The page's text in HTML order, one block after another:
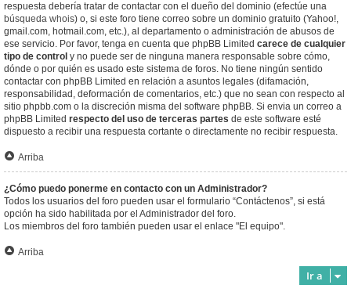
respuesta debería tratar de contactar con el dueño del dominio (efectúe una
búsqueda whois) o, si este foro tiene correo sobre un dominio gratuito (Yahoo!,
gmail.com, hotmail.com, etc.), al departamento o administración de abusos de
ese servicio. Por favor, tenga en cuenta que phpBB Limited carece de cualquier
tipo de control y no puede ser de ninguna manera responsable sobre cómo,
dónde o por quién es usado este sistema de foros. No tiene ningún sentido
contactar con phpBB Limited en relación a asuntos legales (difamación,
responsabilidad, deformación de comentarios, etc.) que no sean con respecto al
sitio phpbb.com o la discreción misma del software phpBB. Si envia un correo a
phpBB Limited respecto del uso de terceras partes de este software esté
dispuesto a recibir una respuesta cortante o directamente no recibir respuesta.
Arriba
¿Cómo puedo ponerme en contacto con un Administrador?
Todos los usuarios del foro pueden usar el formulario “Contáctenos”, si está
opción ha sido habilitada por el Administrador del foro.
Los miembros del foro también pueden usar el enlace "El equipo".
Arriba
Ir a